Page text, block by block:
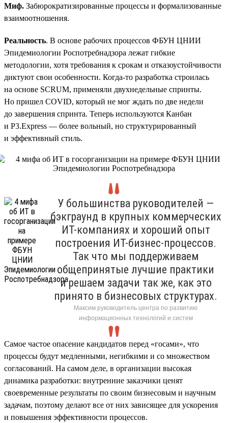
Миф. Забюрократизированные процессы и формализованные
взаимоотношения.
Реальность. В основе рабочих процессов ФБУН ЦНИИ
Эпидемиологии Роспотребнадзора лежат гибкие
методологии, хотя требования к срокам и отказоустойчивости
диктуют свои особенности. Когда-то разработка строилась
на основе SCRUM, применяли двухнедельные спринты.
Но пришел COVID, который не мог ждать по две недели
до завершения спринта. Теперь используются Канбан
и P3.Express — более вольный, но структурированный
и эффективный стиль.
У большинства руководителей —
бэкграунд в крупных коммерческих
ИТ-компаниях и хороший опыт
построения ИТ-бизнес-процессов.
Так что мы поддерживаем
общепринятые лучшие практики
и решаем задачи так же, как это
принято в бизнесовых структурах.
Максим руководитель центра по развитию
информационных технологий и систем
Самое частое опасение кандидатов перед «госами», что
процессы будут медленными, негибкими и со множеством
согласований. На самом деле, в организации высокая
динамика разработки: внутренние заказчики ценят
своевременные результаты по своим бизнесовым и научным
задачам, поэтому делают все от них зависящее для ускорения
и повышения эффективности процессов.